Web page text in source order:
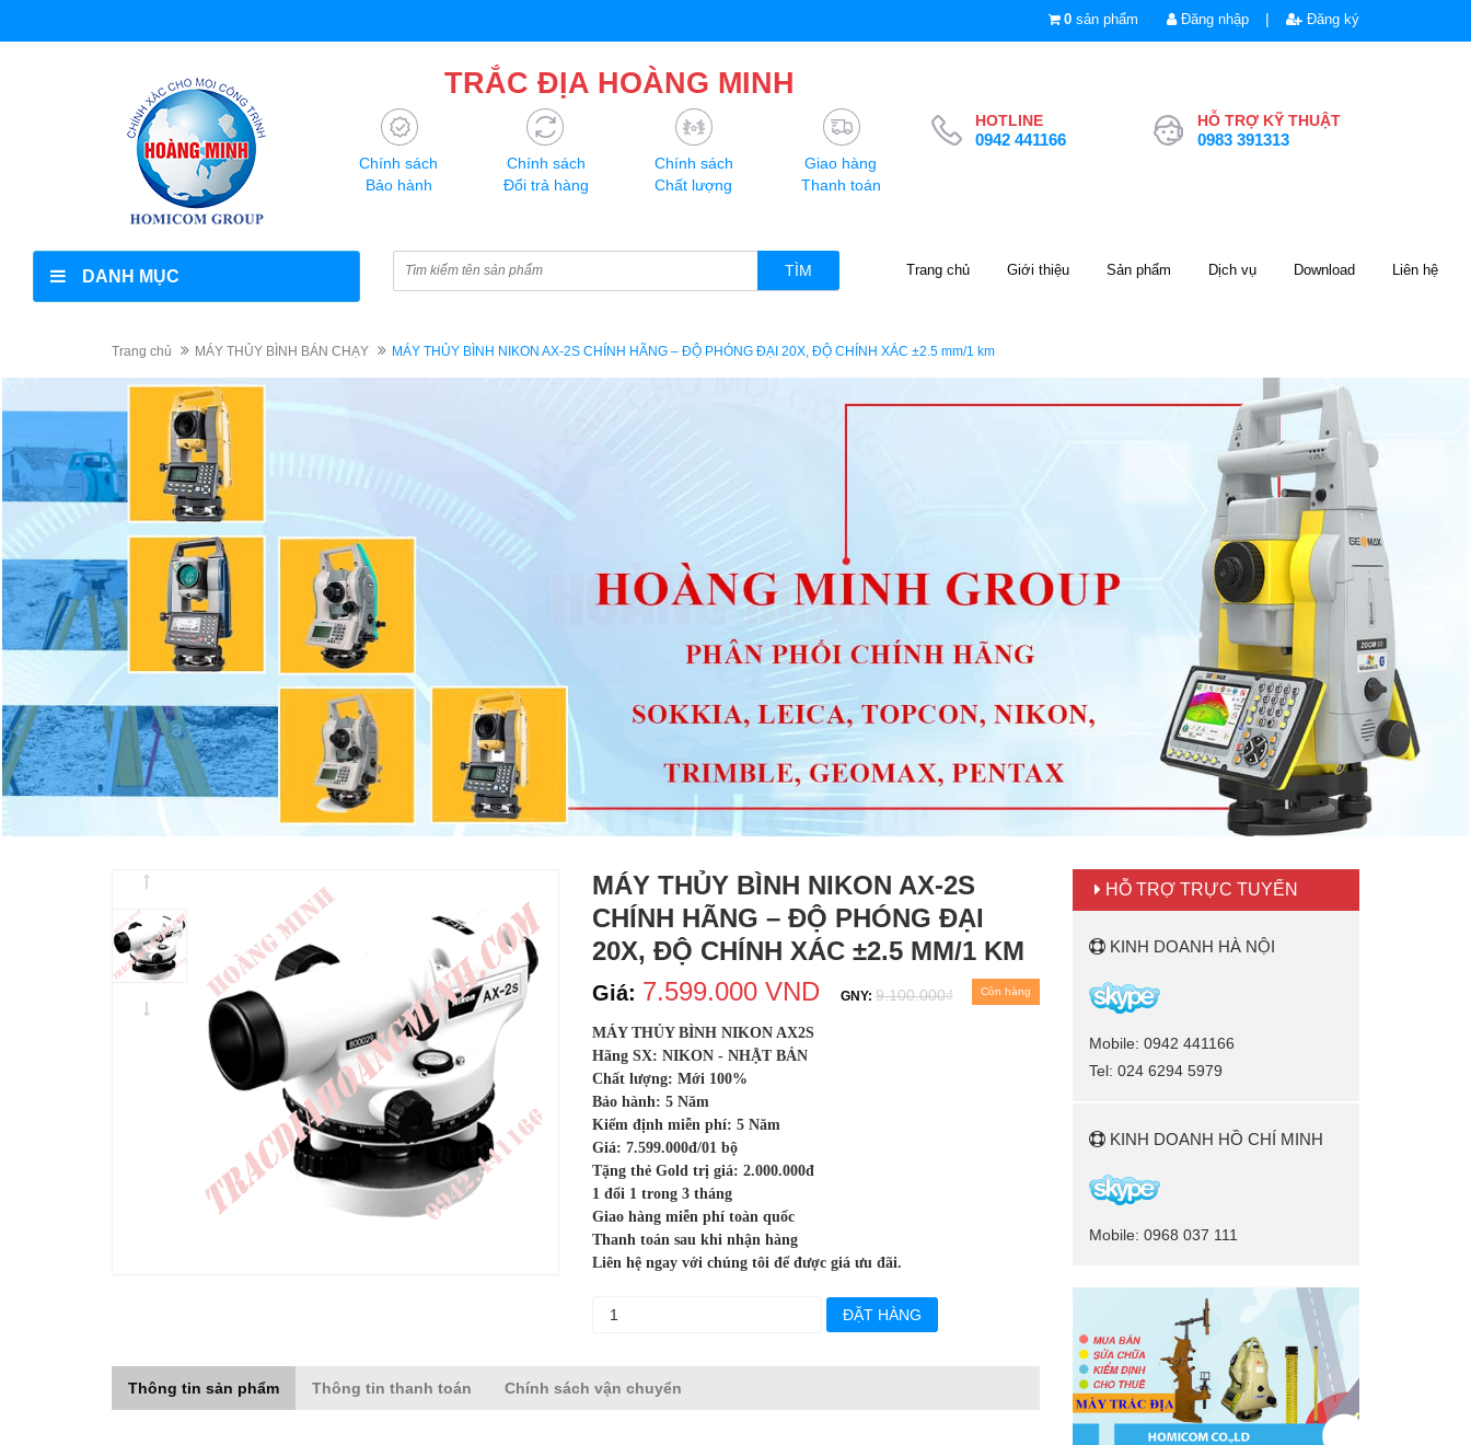
0 sản phẩm Đăng nhập | Đăng ký
TRẮC ĐỊA HOÀNG MINH
Chính sách
Bảo hành
Chính sách
Đổi trả hàng
Chính sách
Chất lượng
Giao hàng
Thanh toán
HOTLINE
0942 441166
HỖ TRỢ KỸ THUẬT
0983 391313
DANH MỤC TÌM Trang chủ Giới thiệu Sản phẩm Dịch vụ Download Liên hệ
Trang chủ MÁY THỦY BÌNH BÁN CHẠY MÁY THỦY BÌNH NIKON AX-2S CHÍNH HÃNG – ĐỘ PHÓNG ĐẠI 20X, ĐỘ CHÍNH XÁC ±2.5 mm/1 km
MÁY THỦY BÌNH NIKON AX-2S
CHÍNH HÃNG – ĐỘ PHÓNG ĐẠI
20X, ĐỘ CHÍNH XÁC ±2.5 MM/1 KM
Giá: 7.599.000 VND GNY: 9.100.000₫ Còn hàng
MÁY THỦY BÌNH NIKON AX2S
Hãng SX: NIKON - NHẬT BẢN
Chất lượng: Mới 100%
Bảo hành: 5 Năm
Kiểm định miễn phí: 5 Năm
Giá: 7.599.000đ/01 bộ
Tặng thẻ Gold trị giá: 2.000.000đ
1 đổi 1 trong 3 tháng
Giao hàng miễn phí toàn quốc
Thanh toán sau khi nhận hàng
Liên hệ ngay với chúng tôi để được giá ưu đãi.
ĐẶT HÀNG
Thông tin sản phẩm Thông tin thanh toán Chính sách vận chuyển
HỖ TRỢ TRỰC TUYẾN
KINH DOANH HÀ NỘI
Mobile: 0942 441166
Tel: 024 6294 5979
KINH DOANH HỒ CHÍ MINH
Mobile: 0968 037 111